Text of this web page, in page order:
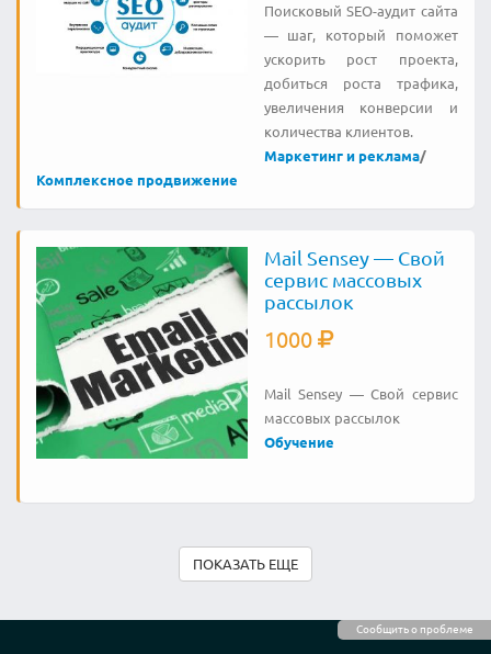
Сообщить о проблеме
Поисковый SEO-аудит сайта
— шаг, который поможет
ускорить рост проекта,
добиться роста трафика,
увеличения конверсии и
количества клиентов.
Маркетинг и реклама/
Комплексное продвижение
Mail Sensey — Свой
сервис массовых
рассылок
1000
Mail Sensey — Свой сервис
массовых рассылок
Обучение
ПОКАЗАТЬ ЕЩЕ